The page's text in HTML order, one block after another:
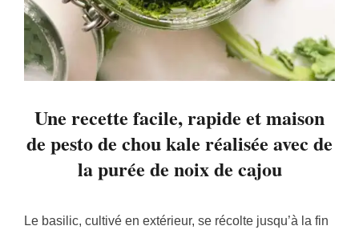
Une recette facile, rapide et maison
de pesto de chou kale réalisée avec de
la purée de noix de cajou
Le basilic, cultivé en extérieur, se récolte jusqu’à la fin